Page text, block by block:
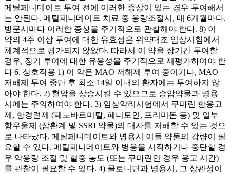
메틸페니데이트 투여 전에 이러한 증상이 있는 경우 투여해서
는 안된다. 메틸페니데이트 치료 중 용량조절시, 매 6개월마다.
방문시마다 이러한 증상을 주기적으로 관찰해야 한다. 8) 이
약의 4주 이상 투여에 대한 유효성은 위약대조 임상시험에서
체계적으로 평가되지 않았다. 따라서 이 약을 장기간 투여할
경우, 장기 투여에 대한 유용성을 주기적으로 재평가하여야 한
다 6. 상호작용 1) 이 약은 MAO 저해제 투여 중이거나, MAO
저해제 투여 중단 후 최소 14일 이내의 환자에는 투여하지 않
아야 한다. 2) 혈압을 상승시킬 수 있으므로 승압약물과 병용
시에는 주의하여야 한다. 3) 임상약리시험에서 쿠마린 항응고
제, 항경련제 (페노바르미탈, 페니토인, 프리미돈 등) 및 일부
항우울제 (삼환계 및 SSRI 약물)의 대사를 저해할 수 있는 것으
로 나타났다. 메틸페니데이트와 병용시 이들 약물의 감량이 필
요할 수 있다. 메틸페니데이트와 병용을 시작하거나 중단할 경
우 약용량 조절 및 혈중 농도 (또는 쿠마린인 경우 응고 시간)
를 관찰이 필요할 수 있다. 4) 클로니딘과 병용시, 그 상관성이